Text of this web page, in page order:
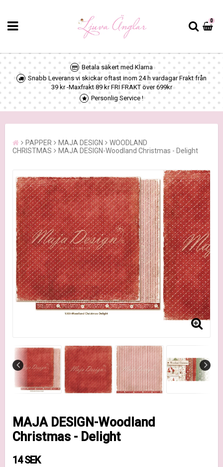
0
Betala säkert med Klarna
Snabb Leverans vi skickar oftast inom 24 h vardagar Frakt från
39 kr -Maxfrakt 89 kr FRI FRAKT över 699kr
Personlig Service !
PAPPER MAJA DESIGN
WOODLAND
CHRISTMAS
MAJA DESIGN-Woodland Christmas - Delight
MAJA DESIGN-Woodland
Christmas - Delight
14 SEK